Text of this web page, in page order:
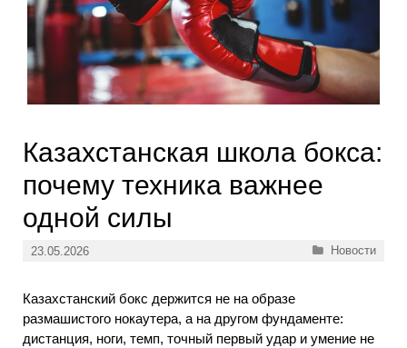
Казахстанская школа бокса:
почему техника важнее
одной силы
23.05.2026 Рубрики
Новости
Казахстанский бокс держится не на образе
размашистого нокаутера, а на другом фундаменте:
дистанция, ноги, темп, точный первый удар и умение не